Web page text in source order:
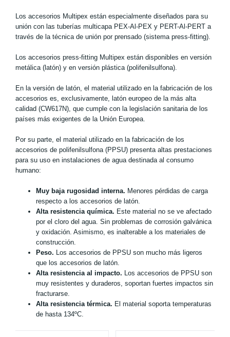
Los accesorios Multipex están especialmente diseñados para su
unión con las tuberías multicapa PEX-Al-PEX y PERT-Al-PERT a
través de la técnica de unión por prensado (sistema press-fitting).
Los accesorios press-fitting Multipex están disponibles en versión
metálica (latón) y en versión plástica (polifenilsulfona).
En la versión de latón, el material utilizado en la fabricación de los
accesorios es, exclusivamente, latón europeo de la más alta
calidad (CW617N), que cumple con la legislación sanitaria de los
países más exigentes de la Unión Europea.
Por su parte, el material utilizado en la fabricación de los
accesorios de polifenilsulfona (PPSU) presenta altas prestaciones
para su uso en instalaciones de agua destinada al consumo
humano:
Muy baja rugosidad interna. Menores pérdidas de carga
respecto a los accesorios de latón.
Alta resistencia química. Este material no se ve afectado
por el cloro del agua. Sin problemas de corrosión galvánica
y oxidación. Asimismo, es inalterable a los materiales de
construcción.
Peso. Los accesorios de PPSU son mucho más ligeros
que los accesorios de latón.
Alta resistencia al impacto. Los accesorios de PPSU son
muy resistentes y duraderos, soportan fuertes impactos sin
fracturarse.
Alta resistencia térmica. El material soporta temperaturas
de hasta 134ºC.